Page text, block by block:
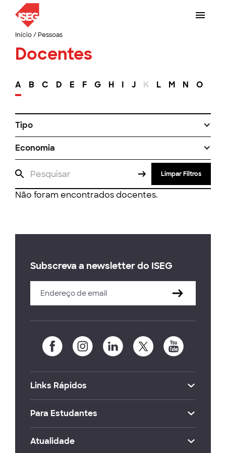
Início/ Pessoas
Docentes
A B C D E F G H I J K L M N O
Tipo
Economia
Limpar Filtros
Não foram encontrados docentes.
Subscreva a newsletter do ISEG
Links Rápidos
Para Estudantes
Atualidade